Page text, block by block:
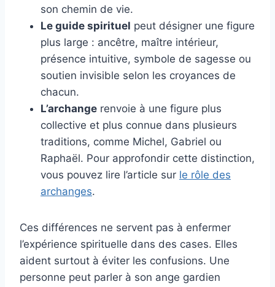
son chemin de vie.
Le guide spirituel peut désigner une figure
plus large : ancêtre, maître intérieur,
présence intuitive, symbole de sagesse ou
soutien invisible selon les croyances de
chacun.
L’archange renvoie à une figure plus
collective et plus connue dans plusieurs
traditions, comme Michel, Gabriel ou
Raphaël. Pour approfondir cette distinction,
vous pouvez lire l’article sur le rôle des
archanges.
Ces différences ne servent pas à enfermer
l’expérience spirituelle dans des cases. Elles
aident surtout à éviter les confusions. Une
personne peut parler à son ange gardien